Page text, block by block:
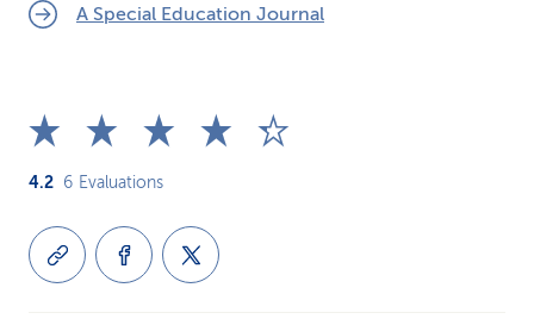
A Special Education Journal
4.2 6 Evaluations